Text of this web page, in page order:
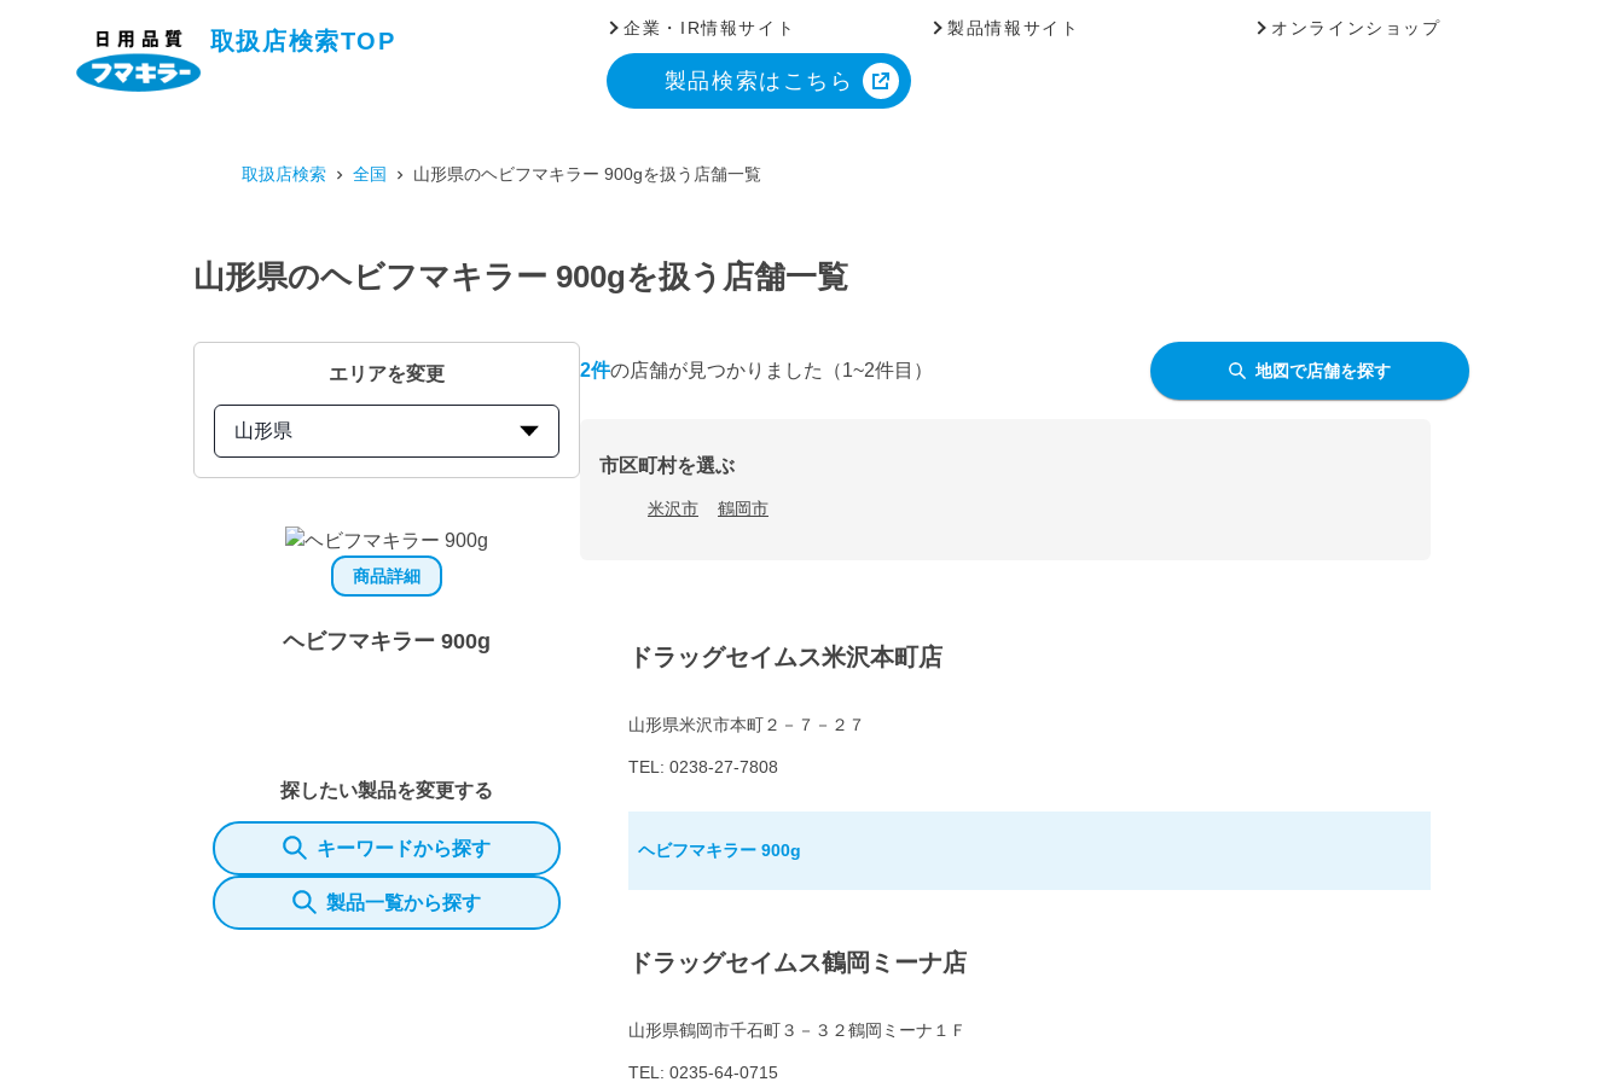
取扱店検索TOP
企業・IR情報サイト 製品情報サイト オンラインショップ
製品検索はこちら
取扱店検索 全国 山形県のヘビフマキラー 900gを扱う店舗一覧
山形県のヘビフマキラー 900gを扱う店舗一覧
エリアを変更
山形県
商品詳細
ヘビフマキラー 900g
探したい製品を変更する
キーワードから探す
製品一覧から探す
2件の店舗が見つかりました （1~2件目） 地図で店舗を探す
市区町村を選ぶ
米沢市 鶴岡市
ドラッグセイムス米沢本町店
山形県米沢市本町２－７－２７
TEL: 0238-27-7808
ヘビフマキラー 900g
ドラッグセイムス鶴岡ミーナ店
山形県鶴岡市千石町３－３２鶴岡ミーナ１Ｆ
TEL: 0235-64-0715